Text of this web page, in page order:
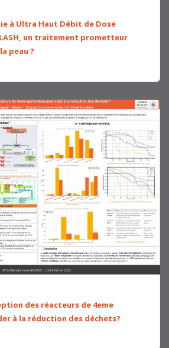
à Ultra Haut Débit de Dose
un traitement prometteur
peau ?
des réacteurs de 4eme
à la réduction des déchets?